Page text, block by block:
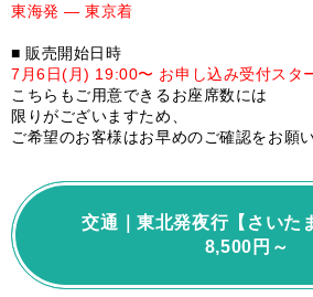
東海発 ― 東京着
■ 販売開始日時
7月6日(月) 19:00〜 お申し込み受付スタ
こちらもご用意できるお座席数には
限りがございますため、
ご希望のお客様はお早めのご確認をお願
交通｜東北発夜行【さいた
8,500円～